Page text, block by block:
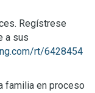
Regístrese
a sus
rt/6428454
familia en proceso